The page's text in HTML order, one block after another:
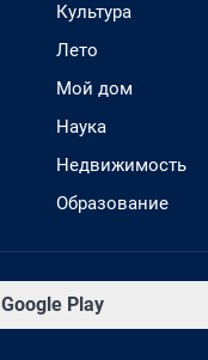
Культура
Лето
Мой дом
Наука
Недвижимость
Образование
Google Play